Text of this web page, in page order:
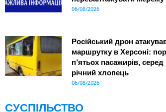
06/08/2026
Російський дрон
маршрутку в Херсоні:
п’ятьох пасажирів, серед
річний хлопець
06/08/2026
СУСПІЛЬСТВО